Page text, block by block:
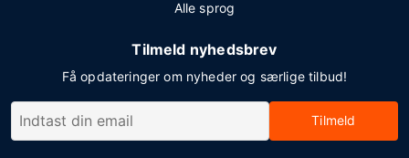
Alle sprog
Tilmeld nyhedsbrev
Få opdateringer om nyheder og særlige tilbud!
Tilmeld